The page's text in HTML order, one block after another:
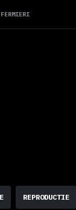
REPRODUCTIE